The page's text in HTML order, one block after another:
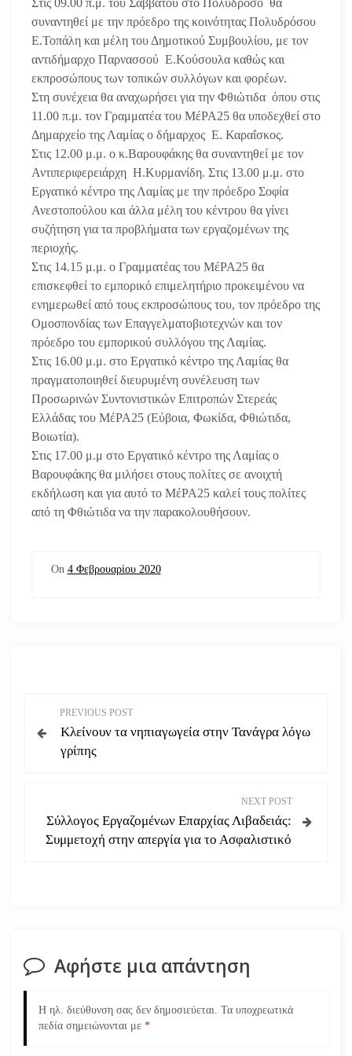
συναντηθεί με την πρόεδρο της κοινότητας Πολυδρόσου
Ε.Τοπάλη και μέλη του Δημοτικού Συμβουλίου, με τον
αντιδήμαρχο Παρνασσού Ε.Κούσουλα καθώς και
εκπροσώπους των τοπικών συλλόγων και φορέων.
Στη συνέχεια θα αναχωρήσει για την Φθιώτιδα όπου στις
11.00 π.μ. τον Γραμματέα του ΜέΡΑ25 θα υποδεχθεί στο
Δημαρχείο της Λαμίας ο δήμαρχος Ε. Καραΐσκος.
Στις 12.00 μ.μ. ο κ.Βαρουφάκης θα συναντηθεί με τον
Αντιπεριφερειάρχη Η.Κυρμανίδη. Στις 13.00 μ.μ. στο
Εργατικό κέντρο της Λαμίας με την πρόεδρο Σοφία
Ανεστοπούλου και άλλα μέλη του κέντρου θα γίνει
συζήτηση για τα προβλήματα των εργαζομένων της
περιοχής.
Στις 14.15 μ.μ. ο Γραμματέας του ΜέΡΑ25 θα
επισκεφθεί το εμπορικό επιμελητήριο προκειμένου να
ενημερωθεί από τους εκπροσώπους του, τον πρόεδρο της
Ομοσπονδίας των Επαγγελματοβιοτεχνών και τον
πρόεδρο του εμπορικού συλλόγου της Λαμίας.
Στις 16.00 μ.μ. στο Εργατικό κέντρο της Λαμίας θα
πραγματοποιηθεί διευρυμένη συνέλευση των
Προσωρινών Συντονιστικών Επιτροπών Στερεάς
Ελλάδας του ΜέΡΑ25 (Εύβοια, Φωκίδα, Φθιώτιδα,
Βοιωτία).
Στις 17.00 μ.μ στο Εργατικό κέντρο της Λαμίας ο
Βαρουφάκης θα μιλήσει στους πολίτες σε ανοιχτή
εκδήλωση και για αυτό το ΜέΡΑ25 καλεί τους πολίτες
από τη Φθιώτιδα να την παρακολουθήσουν.
On 4 Φεβρουαρίου 2020
λ
η
ά
PREVIOUS POST
Κλείνουν τα νηπιαγωγεία στην Τανάγρα λόγω
γρίπης
NEXT POST
Σύλλογος Εργαζομένων Επαρχίας Λιβαδειάς:
Συμμετοχή στην απεργία για το Ασφαλιστικό
Αφήστε μια απάντηση
Η ηλ. διεύθυνση σας δεν δημοσιεύεται. Τα υποχρεωτικά
πεδία σημειώνονται με *